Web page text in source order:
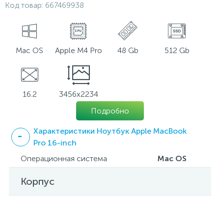
Код товар: 667469938
Mac OS Apple M4 Pro 48 Gb 512 Gb
16.2
3456x2234
Подробно
Характеристики Ноутбук Apple MacBook
Pro 16-inch
Операционная система
Mac OS
Корпус